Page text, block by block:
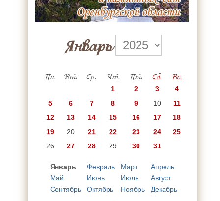
Январь
Пн. Вт. Ср. Чт. Пт. Сб. Вс.
1 2 3
4
5
6 7 8 9 10
11
12
13 14 15 16 17
18
19
20 21 22 23 24
25
26
27 28 29 30 31
Январь Февраль Март
Апрель
Май
Июнь Июль
Август
Сентябрь
Октябрь Ноябрь Декабрь